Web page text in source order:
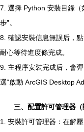
7. 選擇 Python 安裝目錄（
步”。
8. 確認安裝信息無誤后，
耐心等待進度條完成。
9. 主程序安裝完成后，會彈
選“啟動 ArcGIS Desktop
三、配置許可管理器（
1. 安裝許可管理器：在解